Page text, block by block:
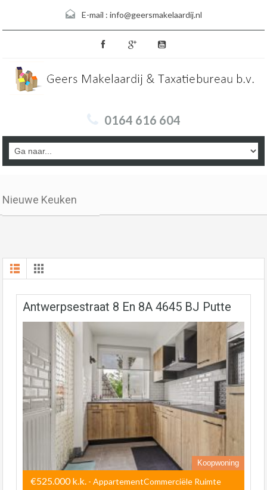
E-mail : info@geersmakelaardij.nl
0164 616 604
Nieuwe Keuken
Antwerpsestraat 8 En 8A 4645 BJ Putte
Koopwoning
€525.000 k.k. - AppartementCommerciële Ruimte